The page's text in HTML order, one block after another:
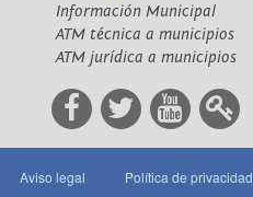
Información Municipal
ATM técnica a municipios
ATM jurídica a municipios
Aviso legal Política de privacidad